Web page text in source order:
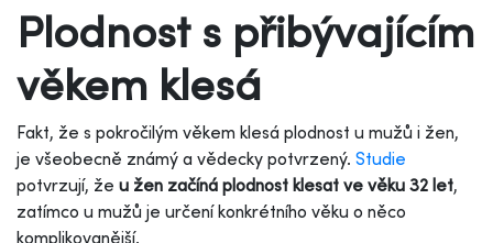
Plodnost s přibývajícím
věkem klesá
Fakt, že s pokročilým věkem klesá plodnost u mužů i žen,
je všeobecně známý a vědecky potvrzený. Studie
potvrzují, že u žen začíná plodnost klesat ve věku 32 let,
zatímco u mužů je určení konkrétního věku o něco
komplikovanější.